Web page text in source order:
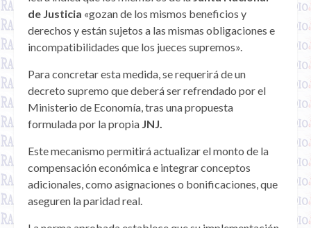
de Justicia «gozan de los mismos beneficios y
derechos y están sujetos a las mismas obligaciones e
incompatibilidades que los jueces supremos».
Para concretar esta medida, se requerirá de un
decreto supremo que deberá ser refrendado por el
Ministerio de Economía, tras una propuesta
formulada por la propia JNJ.
Este mecanismo permitirá actualizar el monto de la
compensación económica e integrar conceptos
adicionales, como asignaciones o bonificaciones, que
aseguren la paridad real.